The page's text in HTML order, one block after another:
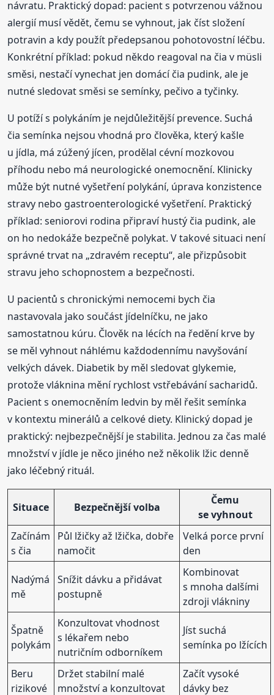
návratu. Praktický dopad: pacient s potvrzenou vážnou
alergií musí vědět, čemu se vyhnout, jak číst složení
potravin a kdy použít předepsanou pohotovostní léčbu.
Konkrétní příklad: pokud někdo reagoval na čia v müsli
směsi, nestačí vynechat jen domácí čia pudink, ale je
nutné sledovat směsi se semínky, pečivo a tyčinky.
U potíží s polykáním je nejdůležitější prevence. Suchá
čia semínka nejsou vhodná pro člověka, který kašle
u jídla, má zúžený jícen, prodělal cévní mozkovou
příhodu nebo má neurologické onemocnění. Klinicky
může být nutné vyšetření polykání, úprava konzistence
stravy nebo gastroenterologické vyšetření. Praktický
příklad: seniorovi rodina připraví hustý čia pudink, ale
on ho nedokáže bezpečně polykat. V takové situaci není
správné trvat na „zdravém receptu“, ale přizpůsobit
stravu jeho schopnostem a bezpečnosti.
U pacientů s chronickými nemocemi bych čia
nastavovala jako součást jídelníčku, ne jako
samostatnou kúru. Člověk na lécích na ředění krve by
se měl vyhnout náhlému každodennímu navyšování
velkých dávek. Diabetik by měl sledovat glykemie,
protože vláknina mění rychlost vstřebávání sacharidů.
Pacient s onemocněním ledvin by měl řešit semínka
v kontextu minerálů a celkové diety. Klinický dopad je
praktický: nejbezpečnější je stabilita. Jednou za čas malé
množství v jídle je něco jiného než několik lžic denně
jako léčebný rituál.
Situace Bezpečnější volba
Čemu
se vyhnout
Začínám
s čia
Půl lžičky až lžička, dobře
namočit
Velká porce první
den
Nadýmá
mě
Snížit dávku a přidávat
postupně
Kombinovat
s mnoha dalšími
zdroji vlákniny
Špatně
polykám
Konzultovat vhodnost
s lékařem nebo
nutričním odborníkem
Jíst suchá
semínka po lžících
Beru
rizikové
Držet stabilní malé
množství a konzultovat
Začít vysoké
dávky bez